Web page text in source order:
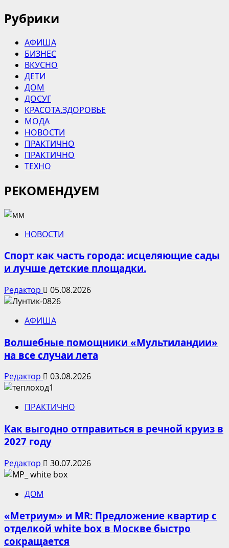
Рубрики
АФИША
БИЗНЕС
ВКУСНО
ДЕТИ
ДОМ
ДОСУГ
КРАСОТА.ЗДОРОВЬЕ
МОДА
НОВОСТИ
ПРАКТИЧНО
ПРАКТИЧНО
ТЕХНО
РЕКОМЕНДУЕМ
НОВОСТИ
Спорт как часть города: исцеляющие сады
и лучше детские площадки.
Редактор 05.08.2026
АФИША
Волшебные помощники «Мультиландии»
на все случаи лета
Редактор 03.08.2026
ПРАКТИЧНО
Как выгодно отправиться в речной круиз в
2027 году
Редактор 30.07.2026
ДОМ
«Метриум» и MR: Предложение квартир с
отделкой white box в Москве быстро
сокращается